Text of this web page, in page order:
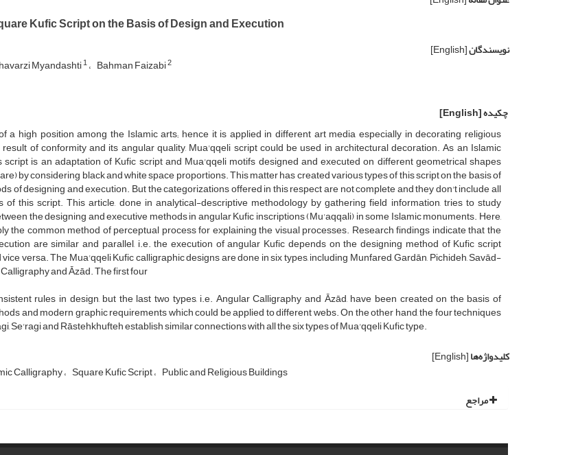
Kufic Script on the Basis of Design and Execution
نویسندگان[English]
Myandashti1 Bahman Faizabi2
چکیده[English]
a high position among the Islamic arts; hence it is applied in different art media especially in decorating religious
of conformity and its angular quality, Mua'qqeli script could be used in architectural decoration. As an Islamic
script is an adaptation of Kufic script and Mua'qqeli motifs designed and executed on different geometrical shapes
by considering black and white space proportions. This matter has created various types of this script on the basis of
of designing and execution. But the categorizations offered in this respect are not complete and they don't include all
of this script. This article, done in analytical-descriptive methodology by gathering field information, tries to study
the designing and executive methods in angular Kufic inscriptions (Mu'aqqali) in some Islamic monuments. Here,
the common method of perceptual process for explaining the visual processes. Research findings indicate that the
are similar and parallel, i.e. the execution of angular Kufic depends on the designing method of Kufic script
versa. The Mua'qqeli Kufic calligraphic designs are done in six types, including Munfared, Gardān, Pichideh, Savād-
and Āzād. The first four
rules in design, but the last two types, i.e. Angular Calligraphy and Āzād, have been created on the basis of
and modern graphic requirements which could be applied to different webs. On the other hand, the four techniques
Se'ragi and Rāstehkhufteh establish similar connections with all the six types of Mua'qqeli Kufic type.
کلیدواژه‌ها[English]
Calligraphy Square Kufic Script Public and Religious Buildings
مراجع